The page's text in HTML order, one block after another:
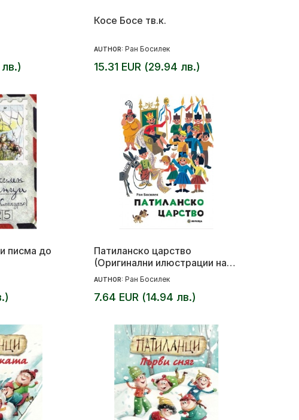
Косе Босе тв.к.
AUTHOR: Ран Босилек
15.31 EUR (29.94 лв.)
писма до
Патиланско царство
(Оригинални илюстрации на
Стоян Анастасов)
AUTHOR: Ран Босилек
7.64 EUR (14.94 лв.)